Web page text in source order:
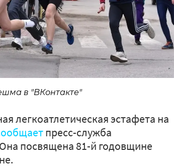
в "ВКонтакте"
легкоатлетическая эстафета на
пресс-служба
посвящена 81-й годовщине